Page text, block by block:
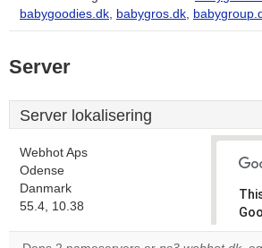
babygoodies.dk, babygros.dk,
Server
Server lokalisering
Webhot Aps
Odense
Danmark
55.4, 10.38